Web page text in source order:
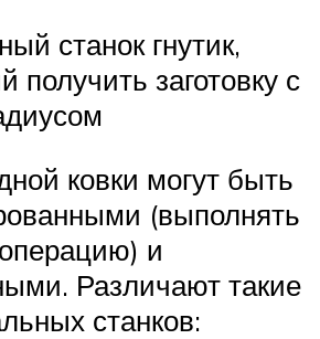
станок гнутик,
получить заготовку с
ковки могут быть
(выполнять
и
Различают такие
станков: